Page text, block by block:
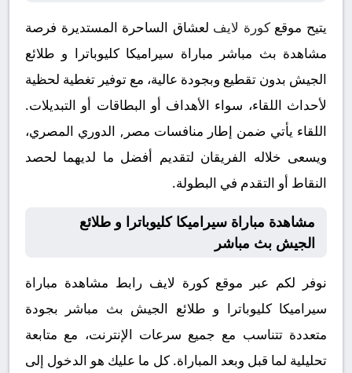
يتيح موقعكورة لايف لعشاق الساحرة المستديرة فرصة
مشاهدة بث مباشر مباراة سيراميكا كليوباترا و طلائع
الجيش بدون تقطيع وبجودة عالية، مع توفير تغطية لحظية
لأحداث اللقاء، سواء الأهداف أو البطاقات أو التبديلات.
اللقاء يأتي ضمن إطار منافسات مصر, الدوري المصري،
ويسعى خلاله الفريقان لتقديم أفضل ما لديهما لحصد
النقاط أو التقدم في البطولة.
مشاهدة مباراة سيراميكا كليوباترا و طلائع
الجيش بث مباشر
نوفر لكم عبر موقع كورة لايف رابط مشاهدة مباراة
سيراميكا كليوباترا و طلائع الجيش بث مباشر بجودة
متعددة تتناسب مع جميع سرعات الإنترنت، مع متابعة
تحليلية لما قبل وبعد المباراة. كل ما عليك هو الدخول إلى